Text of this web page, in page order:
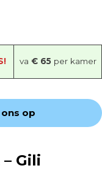
va € 65 per kamer
op
Gili